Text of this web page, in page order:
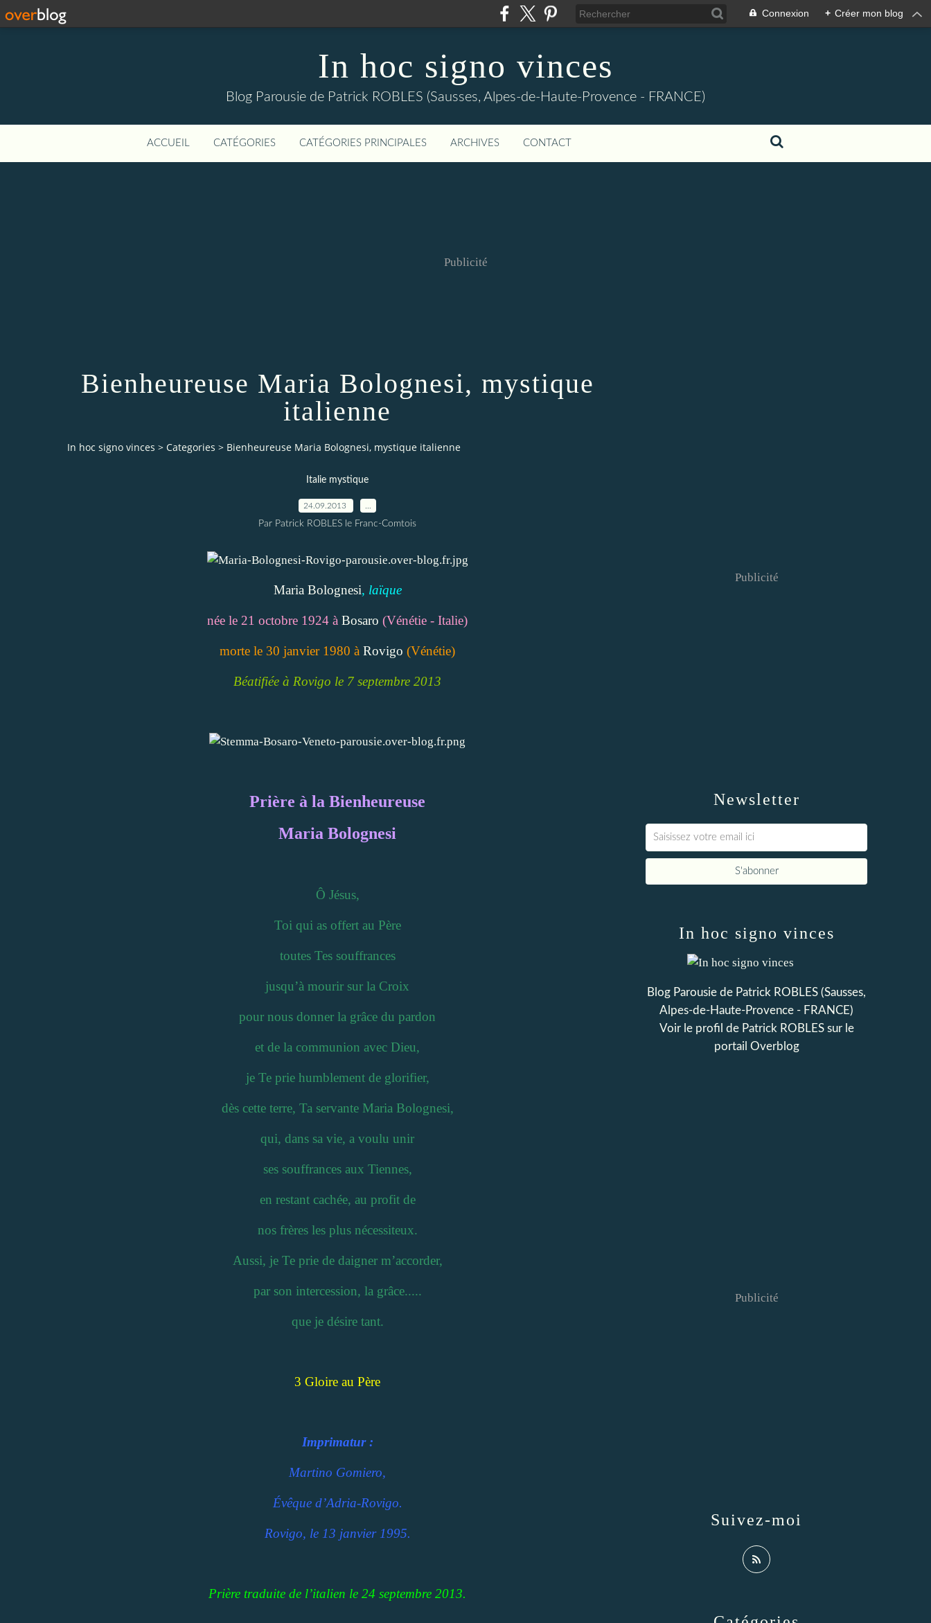
Connexion + Créer mon blog
In hoc signo vinces
Blog Parousie de Patrick ROBLES (Sausses, Alpes-de-Haute-Provence - FRANCE)
ACCUEIL CATÉGORIES CATÉGORIES PRINCIPALES ARCHIVES CONTACT
Publicité
Bienheureuse Maria Bolognesi, mystique
italienne
In hoc signo vinces > Categories > Bienheureuse Maria Bolognesi, mystique italienne
Italie mystique
24.09.2013
Par Patrick ROBLES le Franc-Comtois
Maria Bolognesi, laïque
née le 21 octobre 1924 à Bosaro (Vénétie - Italie)
morte le 30 janvier 1980 à Rovigo (Vénétie)
Béatifiée à Rovigo le 7 septembre 2013
Prière à la Bienheureuse
Maria Bolognesi
Ô Jésus,
Toi qui as offert au Père
toutes Tes souffrances
jusqu’à mourir sur la Croix
pour nous donner la grâce du pardon
et de la communion avec Dieu,
je Te prie humblement de glorifier,
dès cette terre, Ta servante Maria Bolognesi,
qui, dans sa vie, a voulu unir
ses souffrances aux Tiennes,
en restant cachée, au profit de
nos frères les plus nécessiteux.
Aussi, je Te prie de daigner m’accorder,
par son intercession, la grâce.....
que je désire tant.
3 Gloire au Père
Imprimatur :
Martino Gomiero,
Évêque d’Adria-Rovigo.
Rovigo, le 13 janvier 1995.
Prière traduite de l’italien le 24 septembre 2013.
Newsletter
Publicité
In hoc signo vinces
Blog Parousie de Patrick ROBLES (Sausses,
Alpes-de-Haute-Provence - FRANCE)
Voir le profil de Patrick ROBLESsur le
portail Overblog
Suivez-moi
Publicité